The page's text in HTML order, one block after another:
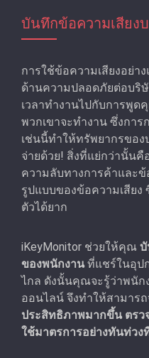
บันทึกข้อความเสียง
การใช้ข้อความเสียงอย่า
ด้านความปลอดภัยต่อบริ
เวลาทํางานไปกับการพู
พวกเขาจะทํางาน ซึ่งกา
เช่นนี้ทําให้ทรัพยากรของ
จ่ายด้วย! สิ่งที่แย่กว่านั้น
ความลับทางการค้าและ
รูปแบบของข้อความเสียง
ตัวได้ยาก
iKeyMonitor ช่วยให้คุณ บั
ของพนักงาน ที่แชร์ในอุป
ไกล ดังนั้นคุณจะรู้ว่าพนั
ออนไลน์ จึงทำให้สามารถ
ประสิทธิภาพมากขึ้น ตรว
ใช้มาตรการอย่างทันท่วง